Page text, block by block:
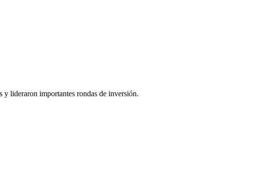
y lideraron importantes rondas de inversión.